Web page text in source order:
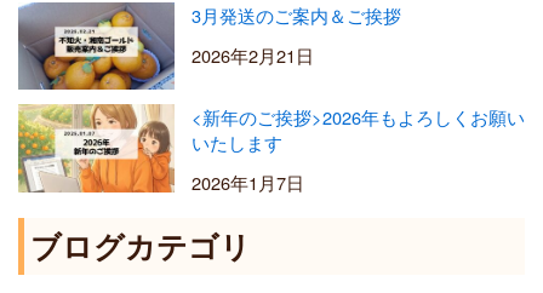
3月発送のご案内＆ご挨拶
2026年2月21日
<新年のご挨拶>2026年もよろしくお願い
いたします
2026年1月7日
ブログカテゴリ